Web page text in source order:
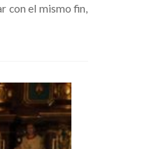
con el mismo fin,